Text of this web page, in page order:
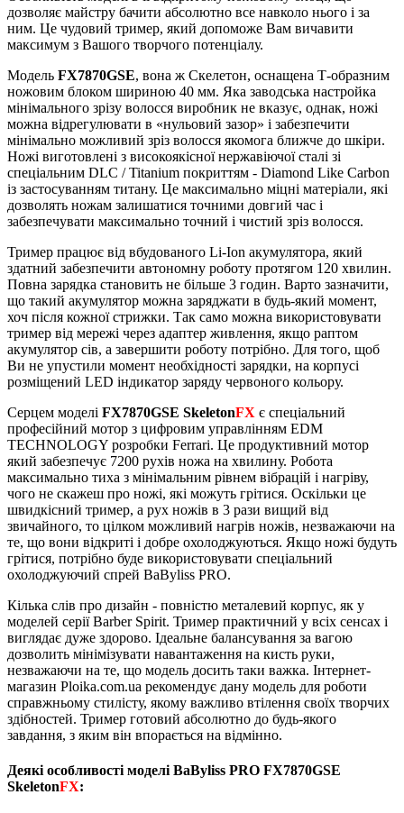
дозволяє майстру бачити абсолютно все навколо нього і за
ним. Це чудовий тример, який допоможе Вам вичавити
максимум з Вашого творчого потенціалу.
Модель FX7870GSE, вона ж Скелетон, оснащена Т-образним
ножовим блоком шириною 40 мм. Яка заводська настройка
мінімального зрізу волосся виробник не вказує, однак, ножі
можна відрегулювати в «нульовий зазор» і забезпечити
мінімально можливий зріз волосся якомога ближче до шкіри.
Ножі виготовлені з високоякісної нержавіючої сталі зі
спеціальним DLC / Titanium покриттям - Diamond Like Carbon
із застосуванням титану. Це максимально міцні матеріали, які
дозволять ножам залишатися точними довгий час і
забезпечувати максимально точний і чистий зріз волосся.
Тример працює від вбудованого Li-Ion акумулятора, який
здатний забезпечити автономну роботу протягом 120 хвилин.
Повна зарядка становить не більше 3 годин. Варто зазначити,
що такий акумулятор можна заряджати в будь-який момент,
хоч після кожної стрижки. Так само можна використовувати
тример від мережі через адаптер живлення, якщо раптом
акумулятор сів, а завершити роботу потрібно. Для того, щоб
Ви не упустили момент необхідності зарядки, на корпусі
розміщений LED індикатор заряду червоного кольору.
Серцем моделі FX7870GSE SkeletonFX є спеціальний
професійний мотор з цифровим управлінням EDM
TECHNOLOGY розробки Ferrari. Це продуктивний мотор
який забезпечує 7200 рухів ножа на хвилину. Робота
максимально тиха з мінімальним рівнем вібрацій і нагріву,
чого не скажеш про ножі, які можуть грітися. Оскільки це
швидкісний тример, а рух ножів в 3 рази вищий від
звичайного, то цілком можливий нагрів ножів, незважаючи на
те, що вони відкриті і добре охолоджуються. Якщо ножі будуть
грітися, потрібно буде використовувати спеціальний
охолоджуючий спрей BaByliss PRO.
Кілька слів про дизайн - повністю металевий корпус, як у
моделей серії Barber Spirit. Тример практичний у всіх сенсах і
виглядає дуже здорово. Ідеальне балансування за вагою
дозволить мінімізувати навантаження на кисть руки,
незважаючи на те, що модель досить таки важка. Інтернет-
магазин Ploika.com.ua рекомендує дану модель для роботи
справжньому стилісту, якому важливо втілення своїх творчих
здібностей. Тример готовий абсолютно до будь-якого
завдання, з яким він впорається на відмінно.
Деякі особливості моделі BaByliss PRO FX7870GSE
SkeletonFX: